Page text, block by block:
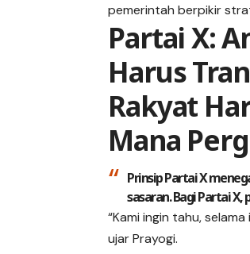
pemerintah berpikir
Partai X:
Harus
Rakyat
Mana
Prinsip Partai X
sasaran. Bagi Partai
“Kami ingin tahu,
ujar Prayogi.